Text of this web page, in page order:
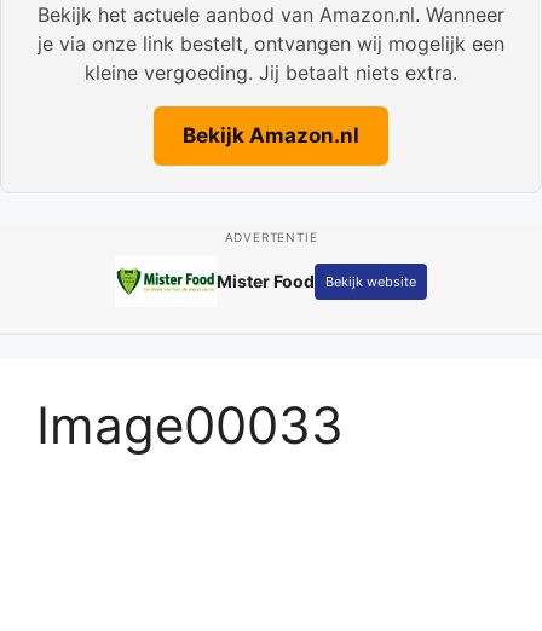
Bekijk het actuele aanbod van Amazon.nl. Wanneer
je via onze link bestelt, ontvangen wij mogelijk een
kleine vergoeding. Jij betaalt niets extra.
Bekijk Amazon.nl
ADVERTENTIE
Mister Food Bekijk website
Image00033